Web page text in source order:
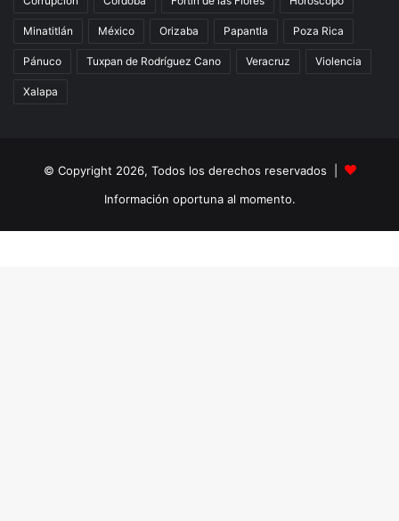
Minatitlán México Orizaba Papantla Poza Rica
Pánuco Tuxpan de Rodríguez Cano Veracruz Violencia
Xalapa
© Copyright 2026, Todos los derechos reservados |
Información oportuna al momento.